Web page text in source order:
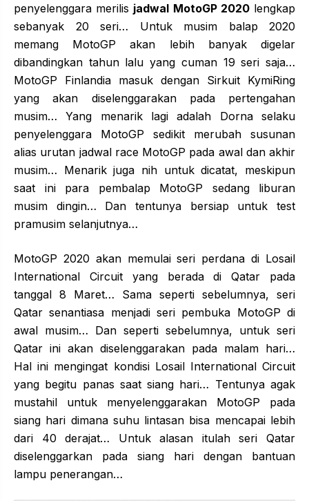
penyelenggara merilis jadwal MotoGP 2020lengkap
sebanyak 20 seri… Untuk musim balap 2020
memang MotoGP akan lebih banyak digelar
dibandingkan tahun lalu yang cuman 19 seri saja…
MotoGP Finlandia masuk dengan Sirkuit KymiRing
yang akan diselenggarakan pada pertengahan
musim… Yang menarik lagi adalah Dorna selaku
penyelenggara MotoGP sedikit merubah susunan
alias urutan jadwal race MotoGP pada awal dan akhir
musim… Menarik juga nih untuk dicatat, meskipun
saat ini para pembalap MotoGP sedang liburan
musim dingin… Dan tentunya bersiap untuk test
pramusim selanjutnya…
MotoGP 2020 akan memulai seri perdana di Losail
International Circuit yang berada di Qatar pada
tanggal 8 Maret… Sama seperti sebelumnya, seri
Qatar senantiasa menjadi seri pembuka MotoGP di
awal musim… Dan seperti sebelumnya, untuk seri
Qatar ini akan diselenggarakan pada malam hari…
Hal ini mengingat kondisi Losail International Circuit
yang begitu panas saat siang hari… Tentunya agak
mustahil untuk menyelenggarakan MotoGP pada
siang hari dimana suhu lintasan bisa mencapai lebih
dari 40 derajat… Untuk alasan itulah seri Qatar
diselenggarkan pada siang hari dengan bantuan
lampu penerangan…